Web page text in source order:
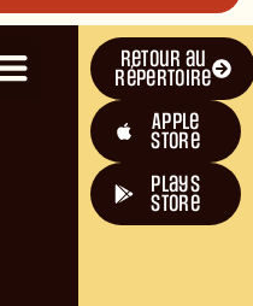
Retour au
répertoire
Apple
Store
plays
store